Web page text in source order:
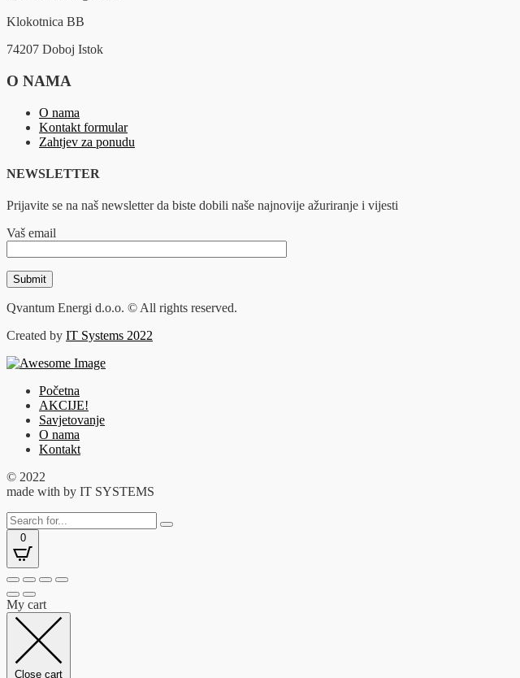
Klokotnica BB
74207 Doboj Istok
O NAMA
O nama
Kontakt formular
Zahtjev za ponudu
NEWSLETTER
Prijavite se na naš newsletter da biste dobili naše najnovije ažuriranje i vijesti
Vaš email
Qvantum Energi d.o.o. © All rights reserved.
Created by IT Systems 2022
Početna
AKCIJE!
Savjetovanje
O nama
Kontakt
© 2022
made with by IT SYSTEMS
0
My cart
Close cart